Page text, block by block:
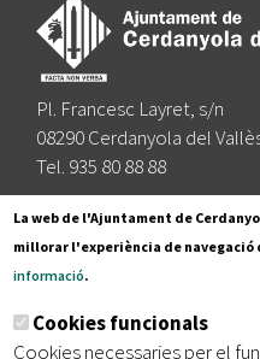
Pl. Francesc Layret, s/n
08290 Cerdanyola del
Tel. 935 80 88 88
Segueix-nos a:
Subscriu-te al nostre
La web de l'Ajuntament de
millorar l'experiència de navegació
informació.
Cookies funcionals
Cookies necessaries per el